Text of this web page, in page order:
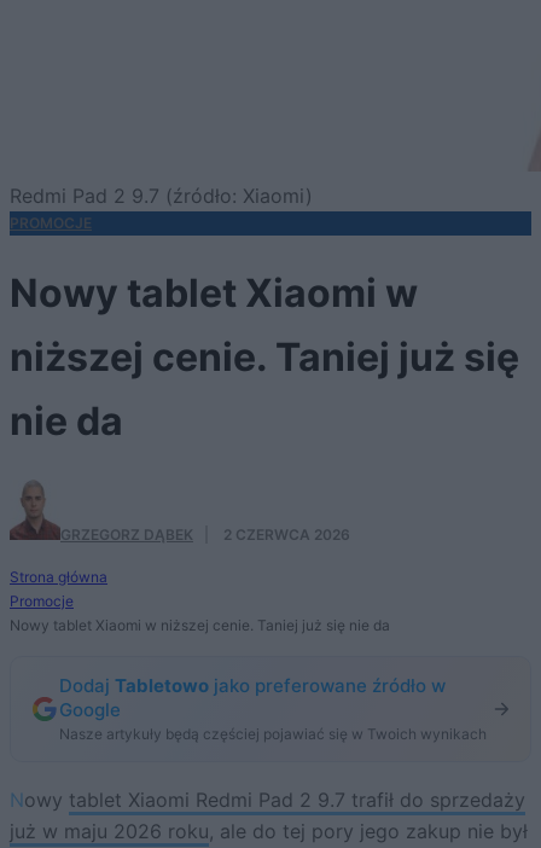
Redmi Pad 2 9.7 (źródło: Xiaomi)
PROMOCJE
Nowy tablet Xiaomi w
niższej cenie. Taniej już się
nie da
GRZEGORZ DĄBEK 2 CZERWCA 2026
Strona główna
Promocje
Nowy tablet Xiaomi w niższej cenie. Taniej już się nie da
Dodaj Tabletowo jako preferowane źródło w
Google
Nasze artykuły będą częściej pojawiać się w Twoich wynikach
Nowy tablet Xiaomi Redmi Pad 2 9.7 trafił do sprzedaży
już w maju 2026 roku, ale do tej pory jego zakup nie był